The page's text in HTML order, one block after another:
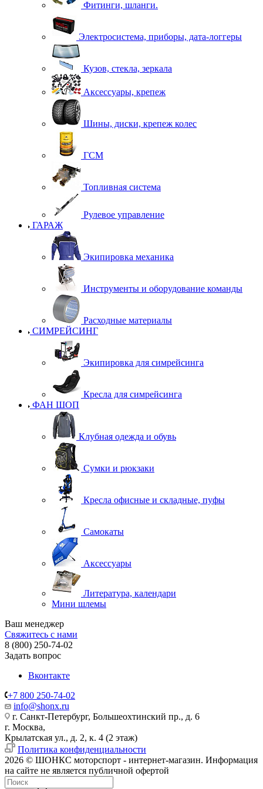
Фитинги, шланги.
Электросистема, приборы, дата-логгеры
Кузов, стекла, зеркала
Аксессуары, крепеж
Шины, диски, крепеж колес
ГСМ
Топливная система
Рулевое управление
ГАРАЖ
Экипировка механика
Инструменты и оборудование команды
Расходные материалы
СИМРЕЙСИНГ
Экипировка для симрейсинга
Кресла для симрейсинга
ФАН ШОП
Клубная одежда и обувь
Сумки и рюкзаки
Кресла офисные и складные, пуфы
Самокаты
Аксессуары
Литература, календари
Мини шлемы
Ваш менеджер
Свяжитесь с нами
8 (800) 250-74-02
Задать вопрос
Вконтакте
+7 800 250-74-02
info@shonx.ru
г. Санкт-Петербург, Большеохтинский пр., д. 6
г. Москва,
Крылатская ул., д. 2, к. 4 (2 этаж)
Политика конфиденциальности
2026 © ШОНКС моторспорт - интернет-магазин. Информация
на сайте не является публичной офертой